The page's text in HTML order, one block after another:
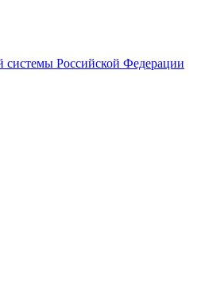
системы Российской Федерации